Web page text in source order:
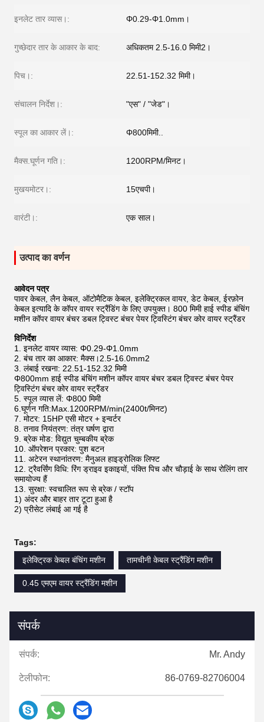
इनलेट तार व्यास।: Φ0.29-Φ1.0mm।
गुच्छेदार तार के आकार के बाद: अधिकतम 2.5-16.0 मिमी2।
पिच।: 22.51-152.32 मिमी।
संचालन निर्देश।: "एस" / "जेड"।
स्पूल का आकार लें।: Φ800मिमी..
मैक्स.घूर्णन गति।: 1200RPM/मिनट।
मुखयमोटर।: 15एचपी।
वारंटी।: एक साल।
उत्पाद का वर्णन
आवेदन पत्र
पावर केबल, लैन केबल, ऑटोमैटिक केबल, इलेक्ट्रिकल वायर, डेट केबल, ईरफ़ोन
केबल इत्यादि के कॉपर वायर स्ट्रैंडिंग के लिए उपयुक्त। 800 मिमी हाई स्पीड बंचिंग
मशीन कॉपर वायर बंचर डबल ट्विस्ट बंचर पेयर ट्विस्टिंग बंचर कोर वायर स्ट्रैंडर
विनिर्देश
1. इनलेट वायर व्यास: Φ0.29-Φ1.0mm
2. बंच तार का आकार: मैक्स।2.5-16.0mm2
3. लंबाई रखना: 22.51-152.32 मिमी
Φ800mm हाई स्पीड बंचिंग मशीन कॉपर वायर बंचर डबल ट्विस्ट बंचर पेयर
ट्विस्टिंग बंचर कोर वायर स्ट्रैंडर
5. स्पूल व्यास लें: Φ800 मिमी
6.घूर्णन गति:Max.1200RPM/min(2400t/मिनट)
7. मोटर: 15HP एसी मोटर + इन्वर्टर
8. तनाव नियंत्रण: तंत्र घर्षण द्वारा
9. ब्रेक मोड: विद्युत चुम्बकीय ब्रेक
10. ऑपरेशन प्रकार: पुश बटन
11. अटेरन स्थानांतरण: मैनुअल हाइड्रोलिक लिफ्ट
12. ट्रैवर्सिंग विधि: रिंग ड्राइव इकाइयों, पंक्ति पिच और चौड़ाई के साथ रोलिंग तार
समायोज्य हैं
13. सुरक्षा: स्वचालित रूप से ब्रेक / स्टॉप
1) अंदर और बाहर तार टूटा हुआ है
2) प्रीसेट लंबाई आ गई है
Tags:
इलेक्ट्रिक केबल बंचिंग मशीन
तामचीनी केबल स्ट्रैंडिंग मशीन
0.45 एमएम वायर स्ट्रैंडिंग मशीन
संपर्क
संपर्क: Mr. Andy
टेलीफोन: 86-0769-82706004